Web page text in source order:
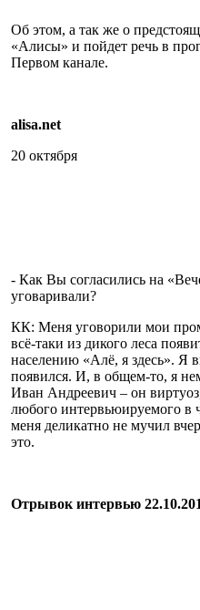
Об этом, а так же о
«Алисы» и пойдет речь в
Первом канале.
alisa.net
20 октября
- Как Вы согласились на
уговаривали?
КК: Меня уговорили мои
всё-таки из дикого леса
населению «Алё, я здесь». Я
появился. И, в общем-то, я
Иван Андреевич – он
любого интервьюируемого
меня деликатно не мучил
это.
Отрывок интервью